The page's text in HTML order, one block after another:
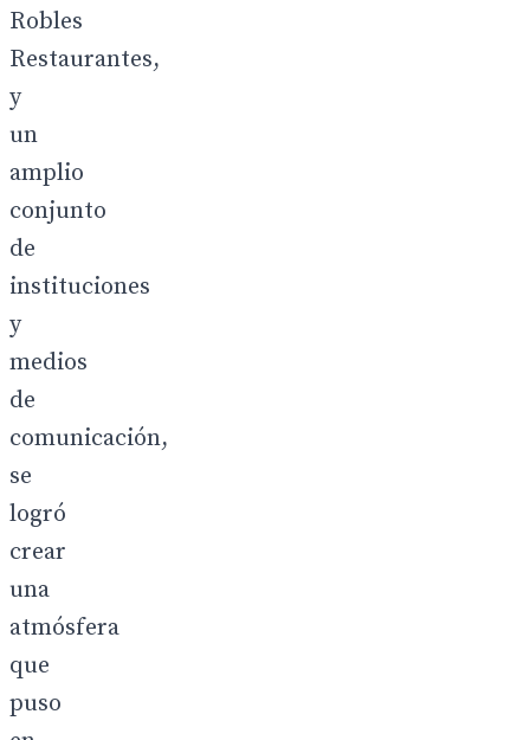
Robles
Restaurantes,
y
un
amplio
conjunto
de
instituciones
y
medios
de
comunicación,
se
logró
crear
una
atmósfera
que
puso